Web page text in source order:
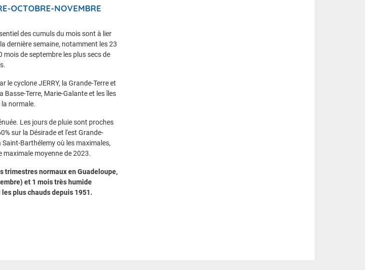
OCTOBRE-NOVEMBRE
des cumuls du mois sont à lier
dernière semaine, notamment les 23
de septembre les plus secs de
cyclone JERRY, la Grande-Terre et
Basse-Terre, Marie-Galante et les îles
normale.
Les jours de pluie sont proches
sur la Désirade et l'est Grande-
Barthélemy où les maximales,
maximale moyenne de 2023.
trimestres normaux en Guadeloupe,
et 1 mois très humide
plus chauds depuis 1951.